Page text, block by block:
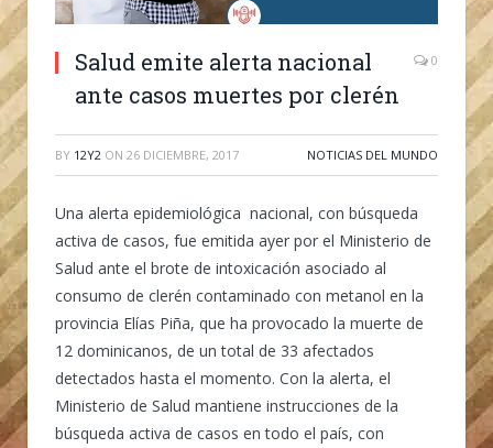
Salud emite alerta nacional
ante casos muertes por clerén
0
BY 12Y2 ON 26 DICIEMBRE, 2017 NOTICIAS DEL MUNDO
Una alerta epidemiológica nacional, con búsqueda
activa de casos, fue emitida ayer por el Ministerio de
Salud ante el brote de intoxicación asociado al
consumo de clerén contaminado con metanol en la
provincia Elías Piña, que ha provocado la muerte de
12 dominicanos, de un total de 33 afectados
detectados hasta el momento. Con la alerta, el
Ministerio de Salud mantiene instrucciones de la
búsqueda activa de casos en todo el país, con